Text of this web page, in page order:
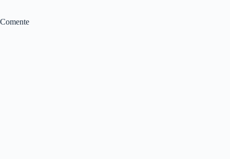
Comente